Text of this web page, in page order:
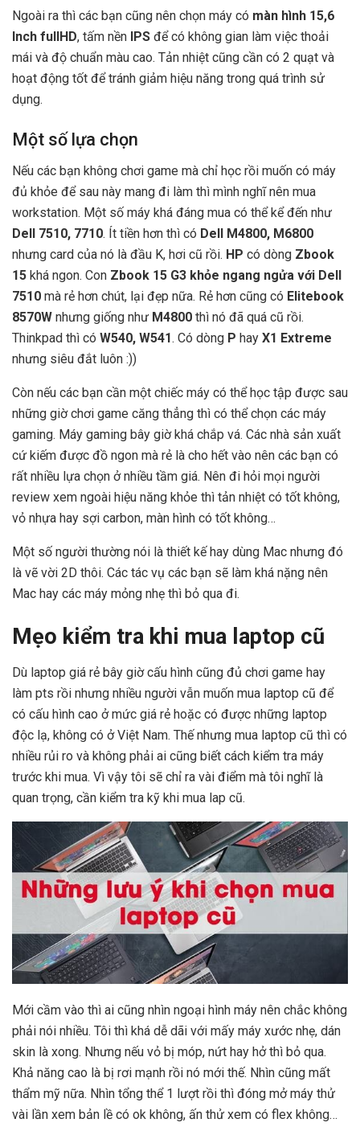
Ngoài ra thì các bạn cũng nên chọn máy có màn hình 15,6
Inch fullHD, tấm nền IPS để có không gian làm việc thoải
mái và độ chuẩn màu cao. Tản nhiệt cũng cần có 2 quạt và
hoạt động tốt để tránh giảm hiệu năng trong quá trình sử
dụng.
Một số lựa chọn
Nếu các bạn không chơi game mà chỉ học rồi muốn có máy
đủ khỏe để sau này mang đi làm thì mình nghĩ nên mua
workstation. Một số máy khá đáng mua có thể kể đến như
Dell 7510, 7710. Ít tiền hơn thì có Dell M4800, M6800
nhưng card của nó là đầu K, hơi cũ rồi. HP có dòng Zbook
15 khá ngon. Con Zbook 15 G3 khỏe ngang ngửa với Dell
7510 mà rẻ hơn chút, lại đẹp nữa. Rẻ hơn cũng có Elitebook
8570W nhưng giống như M4800 thì nó đã quá cũ rồi.
Thinkpad thì có W540, W541. Có dòng P hay X1 Extreme
nhưng siêu đắt luôn :))
Còn nếu các bạn cần một chiếc máy có thể học tập được sau
những giờ chơi game căng thẳng thì có thể chọn các máy
gaming. Máy gaming bây giờ khá chắp vá. Các nhà sản xuất
cứ kiếm được đồ ngon mà rẻ là cho hết vào nên các bạn có
rất nhiều lựa chọn ở nhiều tầm giá. Nên đi hỏi mọi người
review xem ngoài hiệu năng khỏe thì tản nhiệt có tốt không,
vỏ nhựa hay sợi carbon, màn hình có tốt không…
Một số người thường nói là thiết kế hay dùng Mac nhưng đó
là vẽ vời 2D thôi. Các tác vụ các bạn sẽ làm khá nặng nên
Mac hay các máy mỏng nhẹ thì bỏ qua đi.
Mẹo kiểm tra khi mua laptop cũ
Dù laptop giá rẻ bây giờ cấu hình cũng đủ chơi game hay
làm pts rồi nhưng nhiều người vẫn muốn mua laptop cũ để
có cấu hình cao ở mức giá rẻ hoặc có được những laptop
độc lạ, không có ở Việt Nam. Thế nhưng mua laptop cũ thì có
nhiều rủi ro và không phải ai cũng biết cách kiểm tra máy
trước khi mua. Vì vậy tôi sẽ chỉ ra vài điểm mà tôi nghĩ là
quan trọng, cần kiểm tra kỹ khi mua lap cũ.
Mới cầm vào thì ai cũng nhìn ngoại hình máy nên chắc không
phải nói nhiều. Tôi thì khá dễ dãi với mấy máy xước nhẹ, dán
skin là xong. Nhưng nếu vỏ bị móp, nứt hay hở thì bỏ qua.
Khả năng cao là bị rơi mạnh rồi nó mới thế. Nhìn cũng mất
thẩm mỹ nữa. Nhìn tổng thể 1 lượt rồi thì đóng mở máy thử
vài lần xem bản lề có ok không, ấn thử xem có flex không…